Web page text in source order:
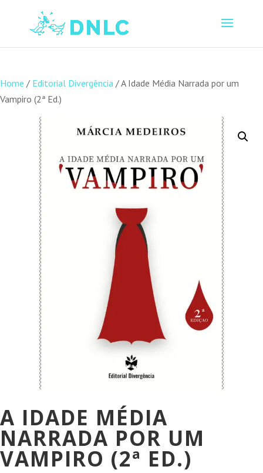
Home / Editorial Divergência / A Idade Média Narrada por um
Vampiro (2ª Ed.)
A IDADE MÉDIA
NARRADA POR UM
VAMPIRO (2ª ED.)